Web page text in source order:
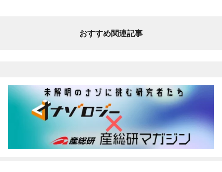
おすすめ関連記事